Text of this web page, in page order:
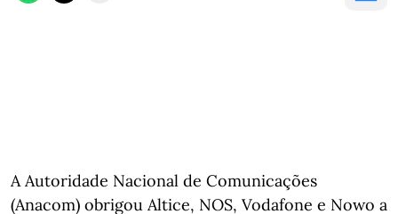
A Autoridade Nacional de Comunicações
(Anacom) obrigou Altice, NOS, Vodafone e Nowo a